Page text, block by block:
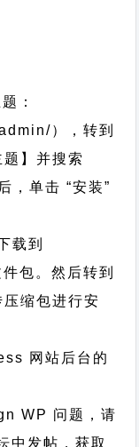
：
），转到
】并搜索
，单击 “安装”
载到
包。然后转到
缩包进行安
网站后台的
WP 问题，请
发帖，获取